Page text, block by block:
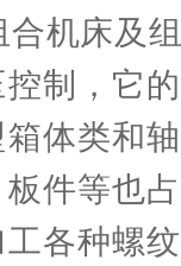
机床及
制，它
体类和
件等也
各种螺